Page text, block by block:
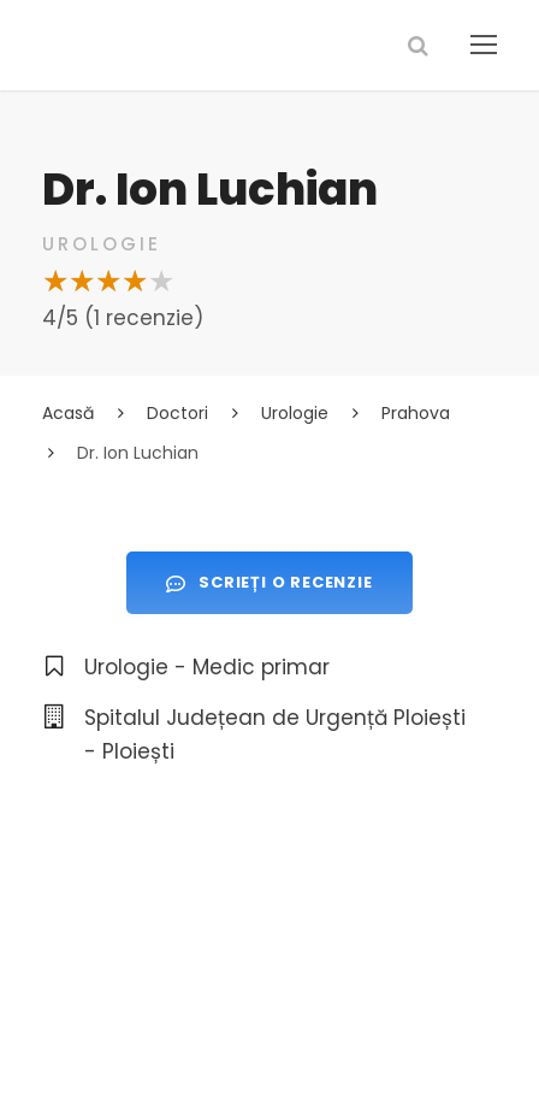
Dr. Ion Luchian
UROLOGIE
4/5 (1 recenzie)
Acasă Doctori Urologie
Prahova
Dr. Ion Luchian
SCRIEȚI O RECENZIE
Urologie - Medic primar
Spitalul Județean de Urgență Ploiești
- Ploiești